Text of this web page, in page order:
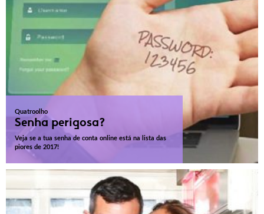
Quatroolho
Senha perigosa?
Veja se a tua senha de conta online está na lista das
piores de 2017!